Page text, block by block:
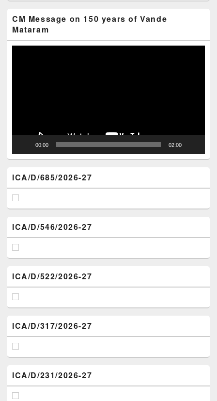
CM Message on 150 years of Vande
Mataram
00:00 02:00
ICA/D/685/2026-27
ICA/D/546/2026-27
ICA/D/522/2026-27
ICA/D/317/2026-27
ICA/D/231/2026-27